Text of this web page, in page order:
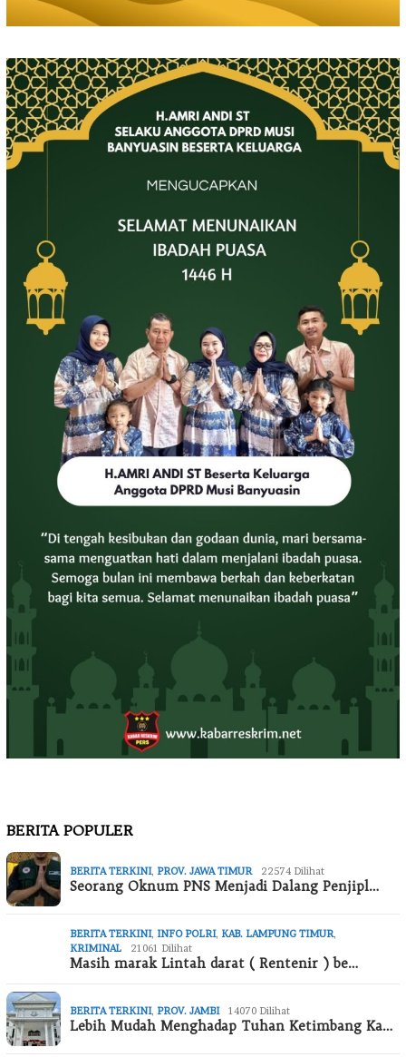
BERITA POPULER
BERITA TERKINI, PROV. JAWA TIMUR 22574 Dilihat
Seorang Oknum PNS Menjadi Dalang Penjipl…
BERITA TERKINI, INFO POLRI, KAB. LAMPUNG TIMUR
KRIMINAL
21061 Dilihat
Masih marak Lintah darat ( Rentenir ) be…
BERITA TERKINI, PROV. JAMBI 14070 Dilihat
Lebih Mudah Menghadap Tuhan Ketimbang Ka…